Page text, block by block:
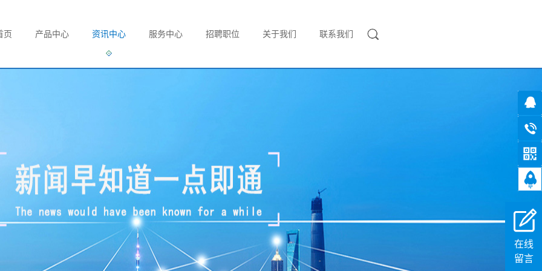
页 产品中心 资讯中心 服务中心 招聘职位 关于我们 联系我们
在线
留言